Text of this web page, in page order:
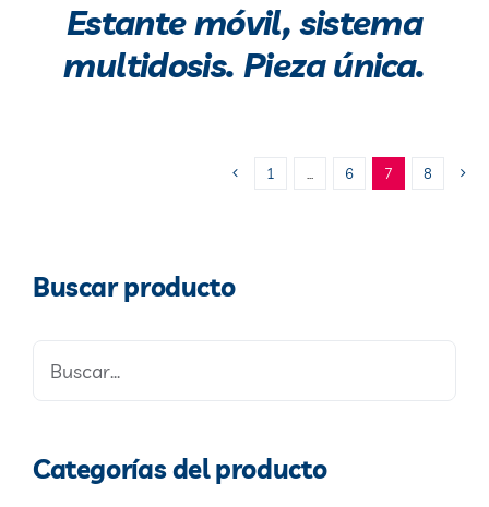
Estante móvil, sistema
multidosis. Pieza única.
1 … 6 7 8
Buscar producto
Categorías del producto